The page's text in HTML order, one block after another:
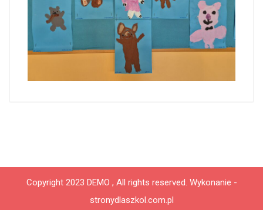
Copyright 2023 DEMO , All rights reserved. Wykonanie -
stronydlaszkol.com.pl